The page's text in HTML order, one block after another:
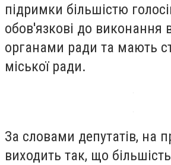
підримки більшістю
обов'язкові до виконання
органами ради та мають
міської ради.
За словами депутатів, на
виходить так, що